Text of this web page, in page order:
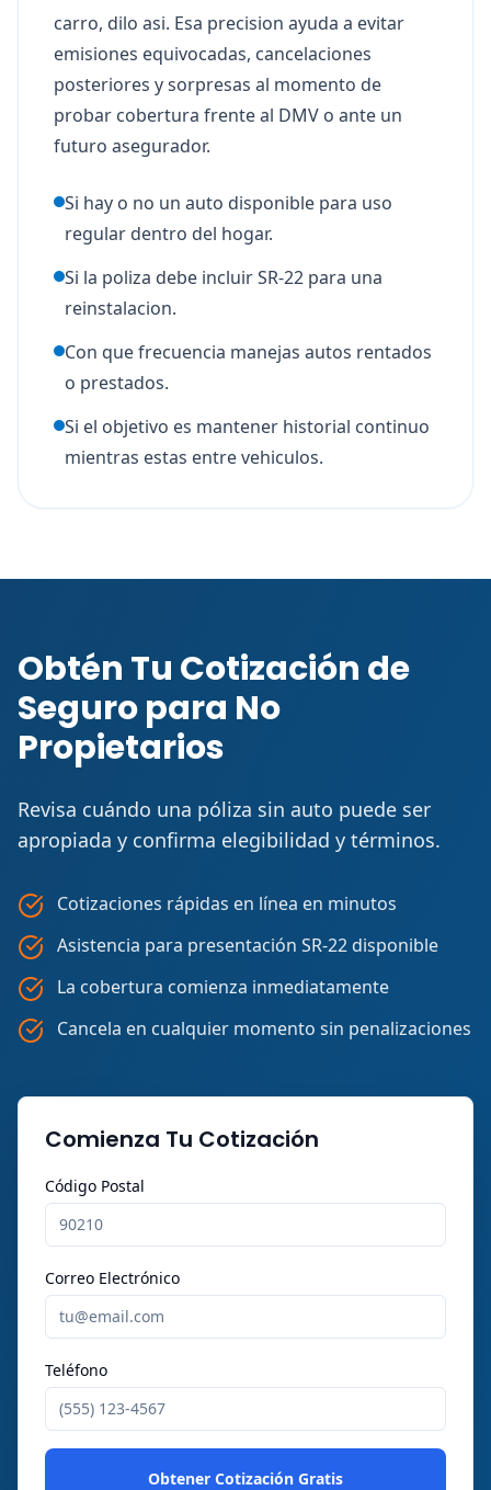
carro, dilo asi. Esa precision ayuda a evitar
emisiones equivocadas, cancelaciones
posteriores y sorpresas al momento de
probar cobertura frente al DMV o ante un
futuro asegurador.
Si hay o no un auto disponible para uso
regular dentro del hogar.
Si la poliza debe incluir SR-22 para una
reinstalacion.
Con que frecuencia manejas autos rentados
o prestados.
Si el objetivo es mantener historial continuo
mientras estas entre vehiculos.
Obtén Tu Cotización de
Seguro para No
Propietarios
Revisa cuándo una póliza sin auto puede ser
apropiada y confirma elegibilidad y términos.
Cotizaciones rápidas en línea en minutos
Asistencia para presentación SR-22 disponible
La cobertura comienza inmediatamente
Cancela en cualquier momento sin penalizaciones
Comienza Tu Cotización
Código Postal
Correo Electrónico
Teléfono
Obtener Cotización Gratis